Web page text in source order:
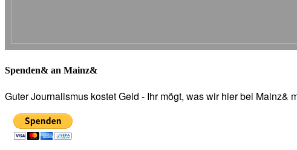
Spenden& an Mainz&
Guter Journalismus kostet Geld - Ihr mögt, was wir hier bei Mainz&